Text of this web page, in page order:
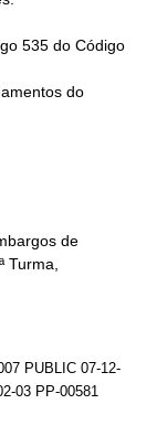
de
Turma,
PUBLIC 07-12-
03 PP-00581